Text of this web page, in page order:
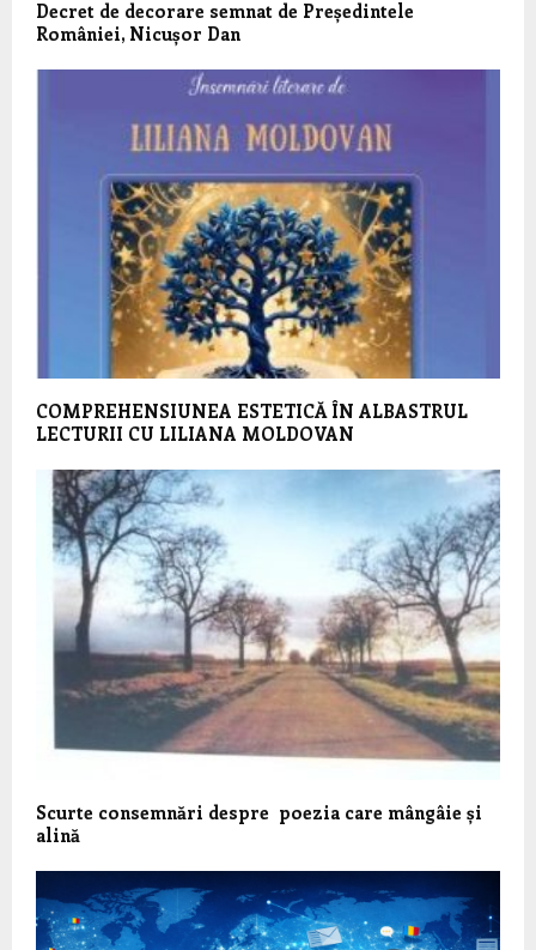
Decret de decorare semnat de Președintele
României, Nicușor Dan
COMPREHENSIUNEA ESTETICĂ ÎN ALBASTRUL
LECTURII CU LILIANA MOLDOVAN
Scurte consemnări despre poezia care mângâie și
alină